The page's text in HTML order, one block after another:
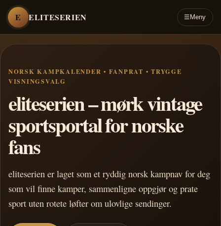
E ELITESERIEN ☰ Meny
NORSK KAMPKALENDER • FANPRAT • TRYGGE
VISNINGSVALG
eliteserien – mørk vintage
sportsportal for norske
fans
eliteserien er laget som et ryddig norsk kampnav for deg
som vil finne kamper, sammenligne oppgjør og prate
sport uten rotete løfter om ulovlige sendinger.